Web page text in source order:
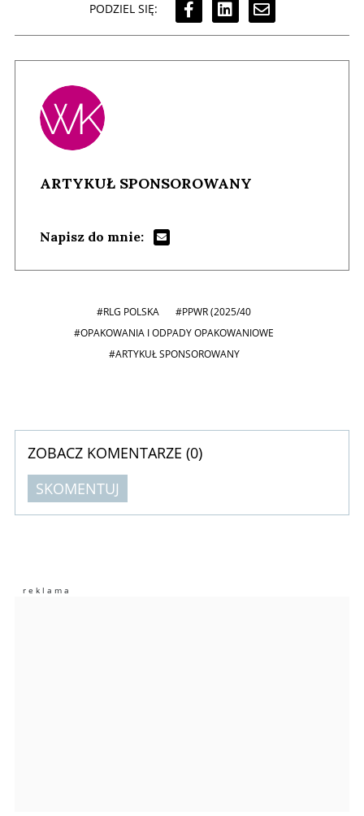
PODZIEL SIĘ:
ARTYKUŁ SPONSOROWANY
Napisz do mnie:
#RLG POLSKA
#PPWR (2025/40
#OPAKOWANIA I ODPADY OPAKOWANIOWE
#ARTYKUŁ SPONSOROWANY
ZOBACZ KOMENTARZE (0)
SKOMENTUJ
Imię (Wymagane)